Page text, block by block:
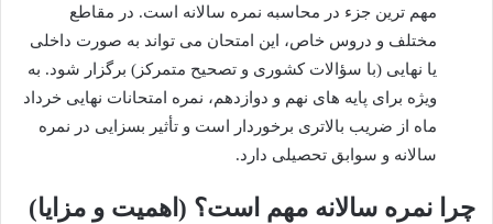
مهم ترین جزء در محاسبه نمره سالانه است. در مقاطع
مختلف و دروس خاص، این امتحان می تواند به صورت داخلی
یا نهایی (با سؤالات کشوری و تصحیح متمرکز) برگزار شود. به
ویژه برای پایه های نهم و دوازدهم، نمره امتحانات نهایی خرداد
ماه از ضریب بالاتری برخوردار است و تأثیر بسزایی در نمره
سالانه و سوابق تحصیلی دارد.
چرا نمره سالانه مهم است؟ (اهمیت و مزایا)